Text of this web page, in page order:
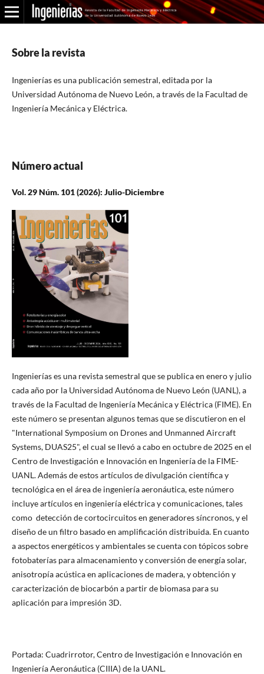
Sobre la revista
Ingenierías es una publicación semestral, editada por la
Universidad Autónoma de Nuevo León, a través de la Facultad de
Ingeniería Mecánica y Eléctrica.
Número actual
Vol. 29 Núm. 101 (2026): Julio-Diciembre
Ingenierías es una revista semestral que se publica en enero y julio
cada año por la Universidad Autónoma de Nuevo León (UANL), a
través de la Facultad de Ingeniería Mecánica y Eléctrica (FIME). En
este número se presentan algunos temas que se discutieron en el
"International Symposium on Drones and Unmanned Aircraft
Systems, DUAS25", el cual se llevó a cabo en octubre de 2025 en el
Centro de Investigación e Innovación en Ingeniería de la FIME-
UANL. Además de estos artículos de divulgación científica y
tecnológica en el área de ingeniería aeronáutica, este número
incluye artículos en ingeniería eléctrica y comunicaciones, tales
como detección de cortocircuitos en generadores síncronos, y el
diseño de un filtro basado en amplificación distribuida. En cuanto
a aspectos energéticos y ambientales se cuenta con tópicos sobre
fotobaterías para almacenamiento y conversión de energía solar,
anisotropía acústica en aplicaciones de madera, y obtención y
caracterización de biocarbón a partir de biomasa para su
aplicación para impresión 3D.
Portada: Cuadrirrotor, Centro de Investigación e Innovación en
Ingeniería Aeronáutica (CIIIA) de la UANL.